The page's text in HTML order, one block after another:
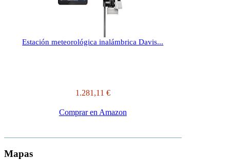
Estación meteorológica inalámbrica Davis...
1.281,11 €
Comprar en Amazon
Mapas